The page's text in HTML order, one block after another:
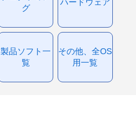
グ
ハードウェア
製品ソフト一
覧
その他、全OS
用一覧